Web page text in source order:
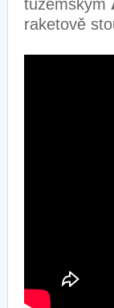
tuzemským
raketově